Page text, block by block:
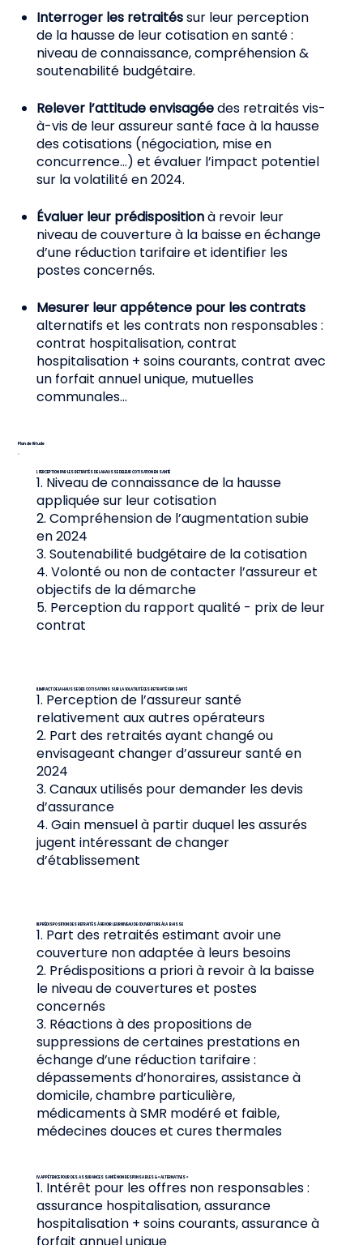
Interroger les retraitéssur leur perception
de la hausse de leur cotisation en santé :
niveau de connaissance, compréhension &
soutenabilité budgétaire.
Relever l’attitude envisagéedes retraités vis-
à-vis de leur assureur santé face à la hausse
des cotisations (négociation, mise en
concurrence…) et évaluer l’impact potentiel
sur la volatilité en 2024.
Évaluer leur prédispositionà revoir leur
niveau de couverture à la baisse en échange
d’une réduction tarifaire et identifier les
postes concernés.
Mesurer leur appétence pour les contrats
alternatifs et les contrats non responsables :
contrat hospitalisation, contrat
hospitalisation + soins courants, contrat avec
un forfait annuel unique, mutuelles
communales…
I. PERCEPTION PAR LES RETRAITÉS DE LA HAUSSE DE LEUR COTISATION EN SANTÉ
1. Niveau de connaissance de la hausse
appliquée sur leur cotisation
2. Compréhension de l’augmentation subie
en 2024
3. Soutenabilité budgétaire de la cotisation
4. Volonté ou non de contacter l’assureur et
objectifs de la démarche
5. Perception du rapport qualité - prix de leur
contrat
II. IMPACT DE LA HAUSSE DES COTISATIONS SUR LA VOLATILITÉ DES RETRAITÉS EN SANTÉ
1. Perception de l’assureur santé
relativement aux autres opérateurs
2. Part des retraités ayant changé ou
envisageant changer d’assureur santé en
2024
3. Canaux utilisés pour demander les devis
d’assurance
4. Gain mensuel à partir duquel les assurés
jugent intéressant de changer
d’établissement
III. PRÉDISPOSITION DES RETRAITÉS À REVOIR LEUR NIVEAU DE COUVERTURE À LA BAISSE
1. Part des retraités estimant avoir une
couverture non adaptée à leurs besoins
2. Prédispositions a priori à revoir à la baisse
le niveau de couvertures et postes
concernés
3. Réactions à des propositions de
suppressions de certaines prestations en
échange d’une réduction tarifaire :
dépassements d’honoraires, assistance à
domicile, chambre particulière,
médicaments à SMR modéré et faible,
médecines douces et cures thermales
IV. APPÉTENCE POUR DES ASSURANCES SANTÉ NON RESPONSABLES & « ALTERNATIVES »
1. Intérêt pour les offres non responsables :
assurance hospitalisation, assurance
hospitalisation + soins courants, assurance à
Plan de l’étude